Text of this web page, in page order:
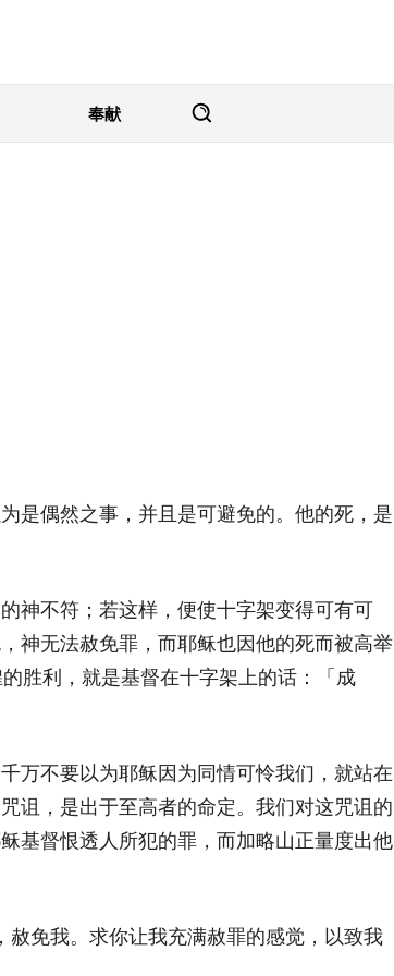
奉献
是偶然之事，并且是可避免的。他的死，是
神不符；若这样，便使十字架变得可有可
神无法赦免罪，而耶稣也因他的死而被高举
胜利，就是基督在十字架上的话：「成
万不要以为耶稣因为同情可怜我们，就站在
诅，是出于至高者的命定。我们对这咒诅的
基督恨透人所犯的罪，而加略山正量度出他
免我。求你让我充满赦罪的感觉，以致我